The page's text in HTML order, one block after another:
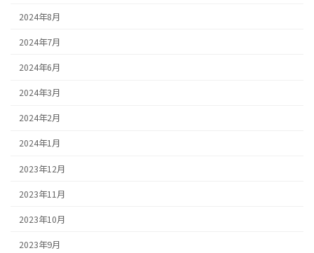
2024年8月
2024年7月
2024年6月
2024年3月
2024年2月
2024年1月
2023年12月
2023年11月
2023年10月
2023年9月